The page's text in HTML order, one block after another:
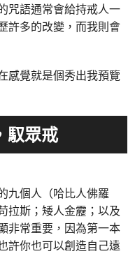
咒語通常會給持戒人一
許多的改變，而我則會
感覺就是個秀出我預覽
馭眾戒
九個人（哈比人佛羅
拉斯；矮人金靂；以及
非常重要，因為第一本
許你也可以創造自己遠